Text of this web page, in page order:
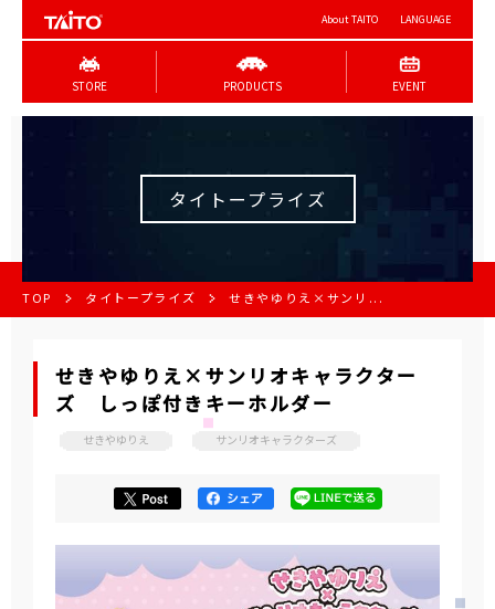
About TAITO LANGUAGE
STORE PRODUCTS EVENT
タイトープライズ
TOP タイトープライズ せきやゆりえ×サンリ...
せきやゆりえ×サンリオキャラクター
ズ しっぽ付きキーホルダー
せきやゆりえ サンリオキャラクターズ